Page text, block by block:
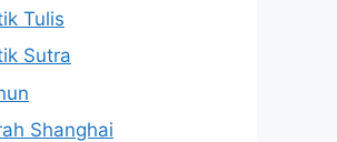
Tulis
Sutra
Shanghai